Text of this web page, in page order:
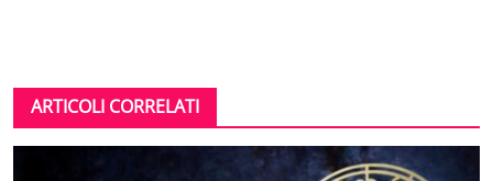
ARTICOLI CORRELATI